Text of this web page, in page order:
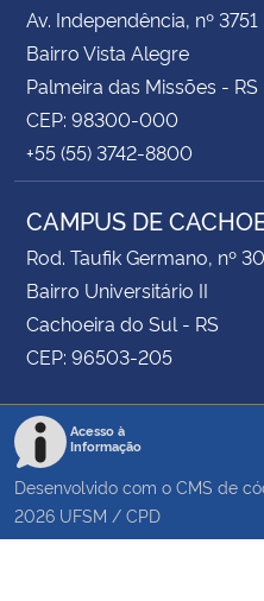
Av. Independência, nº 3751
Bairro Vista Alegre
Palmeira das Missões - RS
CEP: 98300-000
+55 (55) 3742-8800
CAMPUS DE
Rod. Taufik Germano, nº
Bairro Universitário II
Cachoeira do Sul - RS
CEP: 96503-205
Acesso à
Informação
Desenvolvido com o CMS de
2026 UFSM / CPD